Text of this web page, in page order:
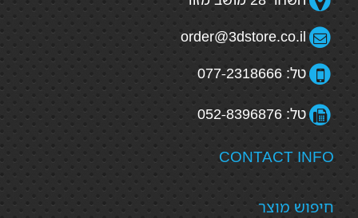
order@3dstore.co.il
טל: 077-2318666
טל: 052-8396876
CONTACT INFO
חיפוש מוצר